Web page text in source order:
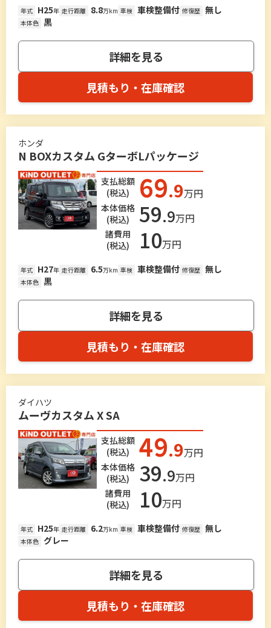
年式 H25年 走行距離 8.8万km 車検 車検整備付 修復歴 無し
本体色 黒
詳細を見る
見積もり・在庫確認
ホンダ
N BOXカスタム GターボLパッケージ
支払総額
(税込)
69.9万円
本体価格
(税込)
59.9万円
諸費用
(税込)
10万円
年式 H27年 走行距離 6.5万km 車検 車検整備付 修復歴 無し
本体色 黒
詳細を見る
見積もり・在庫確認
ダイハツ
ムーヴカスタム X SA
支払総額
(税込)
49.9万円
本体価格
(税込)
39.9万円
諸費用
(税込)
10万円
年式 H25年 走行距離 6.2万km 車検 車検整備付 修復歴 無し
本体色 グレー
詳細を見る
見積もり・在庫確認